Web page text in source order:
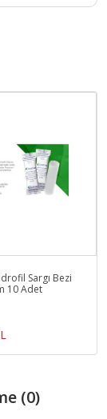
Sargı Bezi
10 Adet
(0)